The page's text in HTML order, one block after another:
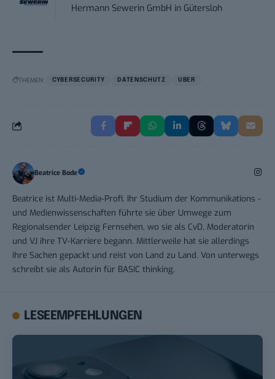
Hermann Sewerin GmbH in Gütersloh
THEMEN: CYBERSECURITY DATENSCHUTZ UBER
Beatrice Bode
Beatrice ist Multi-Media-Profi. Ihr Studium der Kommunikations -
und Medienwissenschaften führte sie über Umwege zum
Regionalsender Leipzig Fernsehen, wo sie als CvD, Moderatorin
und VJ ihre TV-Karriere begann. Mittlerweile hat sie allerdings
ihre Sachen gepackt und reist von Land zu Land. Von unterwegs
schreibt sie als Autorin für BASIC thinking.
LESEEMPFEHLUNGEN